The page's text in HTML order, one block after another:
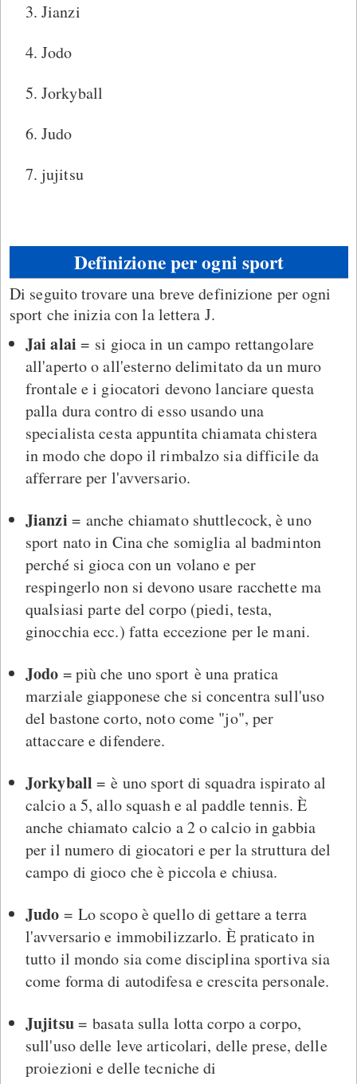
Jianzi
Jodo
Jorkyball
Judo
jujitsu
Definizione per ogni sport
Di seguito trovare una breve definizione per ogni
sport che inizia con la lettera J.
Jai alai = si gioca in un campo rettangolare
all'aperto o all'esterno delimitato da un muro
frontale e i giocatori devono lanciare questa
palla dura contro di esso usando una
specialista cesta appuntita chiamata chistera
in modo che dopo il rimbalzo sia difficile da
afferrare per l'avversario.
Jianzi = anche chiamato shuttlecock, è uno
sport nato in Cina che somiglia al badminton
perché si gioca con un volano e per
respingerlo non si devono usare racchette ma
qualsiasi parte del corpo (piedi, testa,
ginocchia ecc.) fatta eccezione per le mani.
Jodo = più che uno sport è una pratica
marziale giapponese che si concentra sull'uso
del bastone corto, noto come "jo", per
attaccare e difendere.
Jorkyball = è uno sport di squadra ispirato al
calcio a 5, allo squash e al paddle tennis. È
anche chiamato calcio a 2 o calcio in gabbia
per il numero di giocatori e per la struttura del
campo di gioco che è piccola e chiusa.
Judo = Lo scopo è quello di gettare a terra
l'avversario e immobilizzarlo. È praticato in
tutto il mondo sia come disciplina sportiva sia
come forma di autodifesa e crescita personale.
Jujitsu= basata sulla lotta corpo a corpo,
sull'uso delle leve articolari, delle prese, delle
proiezioni e delle tecniche di